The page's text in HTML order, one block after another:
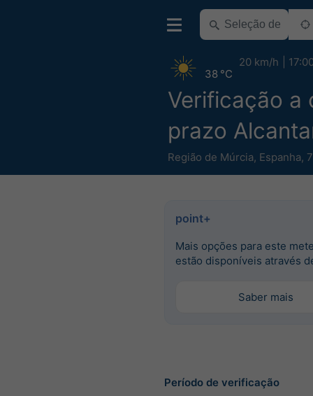
Verificação a
prazo
Região de Múrcia, Espanha,
38 °C
20 km/h
point+
Mais opções para este
estão disponíveis através
Saber mais
Período de verificação